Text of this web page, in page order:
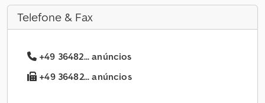
Telefone & Fax
+49 36482... anúncios
+49 36482... anúncios